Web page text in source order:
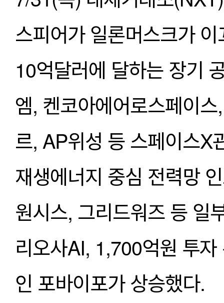
스피어가 일론머스크가
10억달러에 달하는 장기
엠, 켄코아에어로스페이
르, AP위성 등 스페이스X
재생에너지 중심 전력망
원시스, 그리드워즈 등 일
리오사AI, 1,700억원 투
인 포바이포가 상승했다.